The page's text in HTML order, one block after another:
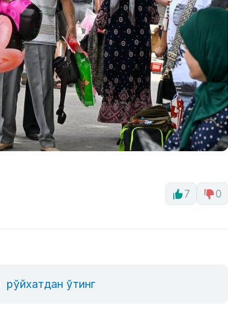
7 0
рўйхатдан ўтинг